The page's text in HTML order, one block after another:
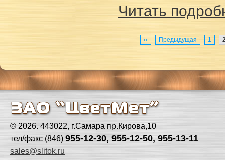
Читать
‹‹ Предыдущая 1
© 2026. 443022, г.Самара пр.Кирова,10
тел/факс (846) 955-12-30, 955-12-50, 955-13-11
sales@slitok.ru